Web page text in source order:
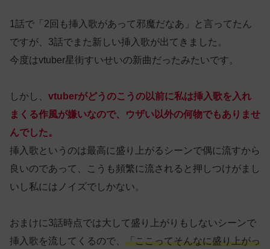
1話で「2回も挿入歌があって邪魔だなあ」と言ってたん
ですが、3話でまた新しい挿入歌が出てきました。
今度はvtuber星街すいせいの新曲だったみたいです。
しかし、 vtuberがどうのこうの以前に私は挿入歌を入れ
まくる作風が嫌いなので、ウザい以外の何物でもありませ
んでした。
挿入歌というのは最高に盛り上がるシーンで偶に流すから
良いのであって、こうも頻繁に流されると押しつけがまし
いし私にはノイズでしかない。
おまけに3話時点では大して盛り上がりもしないシーンで
挿入歌を流してくるので、 「ここってそんなに盛り上がっ